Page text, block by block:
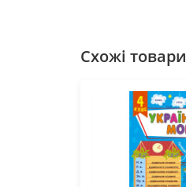
Схожі товари